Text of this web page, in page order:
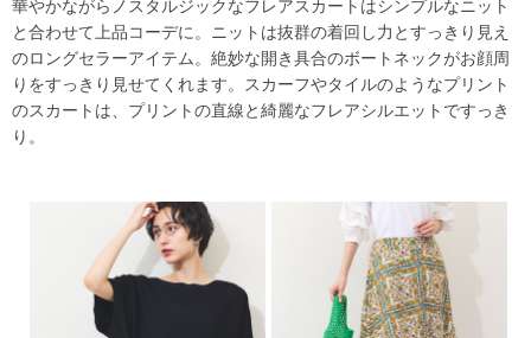
華やかながらノスタルジックなフレアスカートはシンプルなニット
と合わせて上品コーデに。ニットは抜群の着回し力とすっきり見え
のロングセラーアイテム。絶妙な開き具合のボートネックがお顔周
りをすっきり見せてくれます。スカーフやタイルのようなプリント
のスカートは、プリントの直線と綺麗なフレアシルエットですっき
り。